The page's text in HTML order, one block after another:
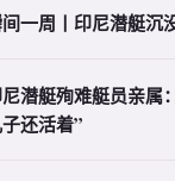
一周丨印尼潜艇沉
潜艇殉难艇员亲属
还活着”